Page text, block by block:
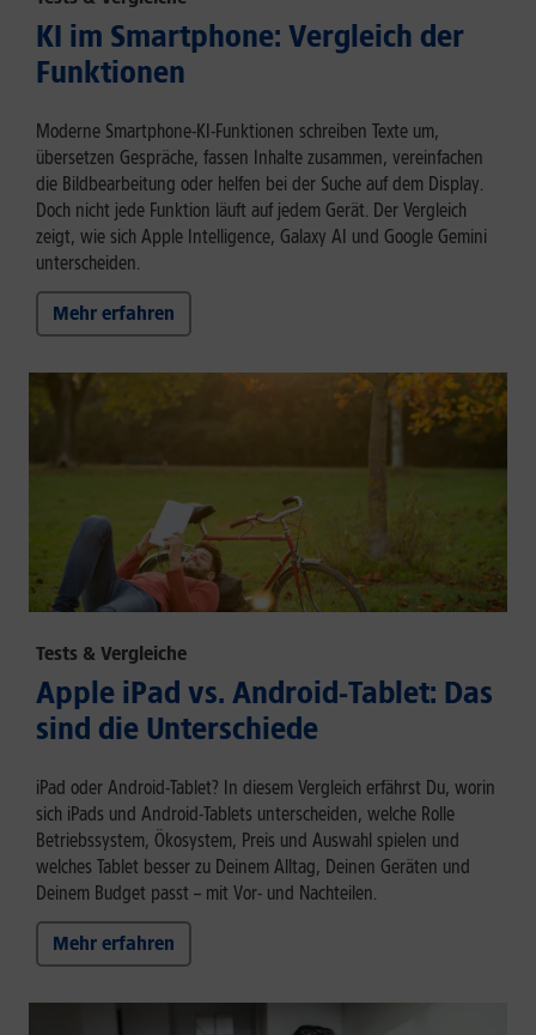
KI im Smartphone: Vergleich der
Funktionen
Moderne Smartphone-KI-Funktionen schreiben Texte um,
übersetzen Gespräche, fassen Inhalte zusammen, vereinfachen
die Bildbearbeitung oder helfen bei der Suche auf dem Display.
Doch nicht jede Funktion läuft auf jedem Gerät. Der Vergleich
zeigt, wie sich Apple Intelligence, Galaxy AI und Google Gemini
unterscheiden.
Mehr erfahren
Tests & Vergleiche
Apple iPad vs. Android-Tablet: Das
sind die Unterschiede
iPad oder Android-Tablet? In diesem Vergleich erfährst Du, worin
sich iPads und Android-Tablets unterscheiden, welche Rolle
Betriebssystem, Ökosystem, Preis und Auswahl spielen und
welches Tablet besser zu Deinem Alltag, Deinen Geräten und
Deinem Budget passt – mit Vor- und Nachteilen.
Mehr erfahren